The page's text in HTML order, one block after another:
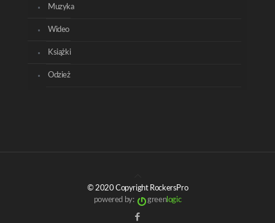
Muzyka
Wideo
Książki
Odzież
© 2020 Copyright RockersPro
powered by:
greenlogic